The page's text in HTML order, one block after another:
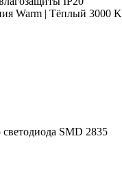
Warm | Тёплый 3000 K
SMD 2835